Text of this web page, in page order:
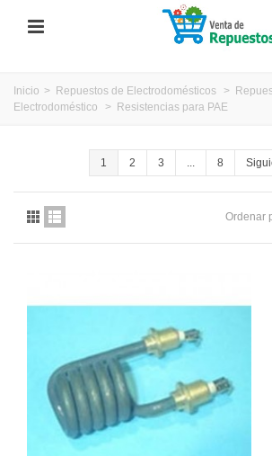
Inicio > Repuestos de Electrodomésticos >
Electrodoméstico
> Resistencias para PAE
1 2 3 ... 8
Ordenar